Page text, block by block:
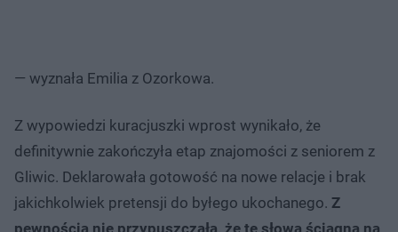
— wyznała Emilia z Ozorkowa.
Z wypowiedzi kuracjuszki wprost wynikało, że
definitywnie zakończyła etap znajomości z seniorem z
Gliwic. Deklarowała gotowość na nowe relacje i brak
jakichkolwiek pretensji do byłego ukochanego. Z
pewnością nie przypuszczała, że te słowa ściągną na